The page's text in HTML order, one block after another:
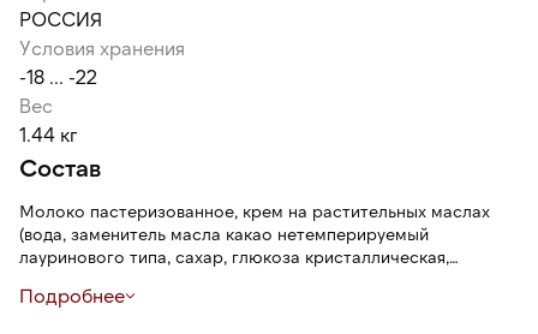
РОССИЯ
Условия хранения
-18 ... -22
Вес
1.44 кг
Состав
Молоко пастеризованное, крем на растительных маслах
(вода, заменитель масла какао нетемперируемый
лауринового типа, сахар, глюкоза кристаллическая,
консервант: сорбат калия), спред растительно-жировой
Подробнее